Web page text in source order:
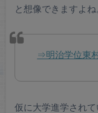
と想像できますよね
⇒明治学位東
仮に大学進学されて